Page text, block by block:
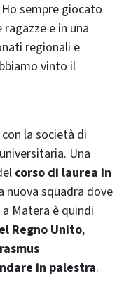
sempre giocato
e in una
regionali e
vinto il
la società di
Una
corso di laurea in
nuova squadra dove
Matera è quindi
Regno Unito,
in palestra.